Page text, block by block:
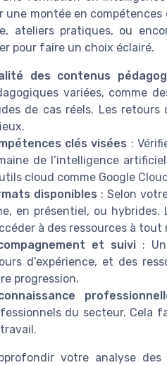
une montée en
ateliers pratiques, ou
pour faire un choix éclairé.
des contenus
variées, comme
de cas réels. Les
clés visées :
de l’intelligence
cloud comme Google
disponibles : Selon
en présentiel, ou
à des ressources à tout
et suivi: Un
d’expérience, et des
progression.
du secteur. Cela
votre analyse